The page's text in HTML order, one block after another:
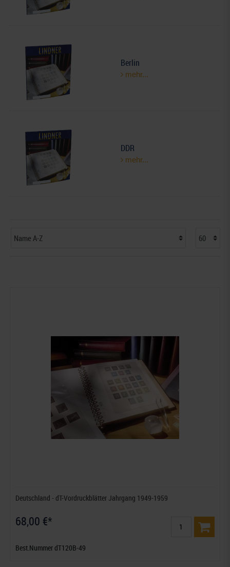
Berlin
mehr...
DDR
mehr...
Deutschland - dT-Vordruckblätter Jahrgang 1949-1959
68,00 €*
Best.Nummer dT120B-49